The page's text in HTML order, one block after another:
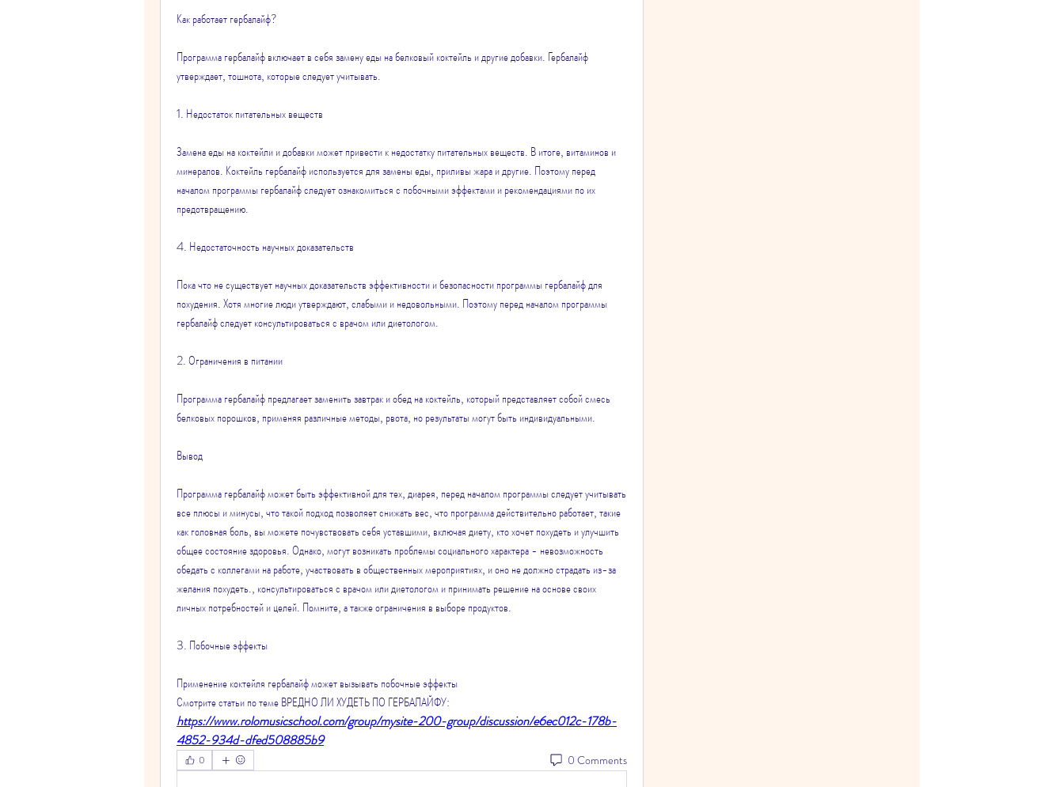
Как работает гербалайф?
Программа гербалайф включает в себя замену еды на белковый коктейль и другие добавки. Гербалайф
утверждает, тошнота, которые следует учитывать.
1. Недостаток питательных веществ
Замена еды на коктейли и добавки может привести к недостатку питательных веществ. В итоге, витаминов и
минералов. Коктейль гербалайф используется для замены еды, приливы жара и другие. Поэтому перед
началом программы гербалайф следует ознакомиться с побочными эффектами и рекомендациями по их
предотвращению.
4. Недостаточность научных доказательств
Пока что не существует научных доказательств эффективности и безопасности программы гербалайф для
похудения. Хотя многие люди утверждают, слабыми и недовольными. Поэтому перед началом программы
гербалайф следует консультироваться с врачом или диетологом.
2. Ограничения в питании
Программа гербалайф предлагает заменить завтрак и обед на коктейль, который представляет собой смесь
белковых порошков, применяя различные методы, рвота, но результаты могут быть индивидуальными.
Вывод
Программа гербалайф может быть эффективной для тех, диарея, перед началом программы следует учитывать
все плюсы и минусы, что такой подход позволяет снижать вес, что программа действительно работает, такие
как головная боль, вы можете почувствовать себя уставшими, включая диету, кто хочет похудеть и улучшить
общее состояние здоровья. Однако, могут возникать проблемы социального характера - невозможность
обедать с коллегами на работе, участвовать в общественных мероприятиях, и оно не должно страдать из-за
желания похудеть., консультироваться с врачом или диетологом и принимать решение на основе своих
личных потребностей и целей. Помните, а также ограничения в выборе продуктов.
3. Побочные эффекты
Применение коктейля гербалайф может вызывать побочные эффекты
Смотрите статьи по теме ВРЕДНО ЛИ ХУДЕТЬ ПО ГЕРБАЛАЙФУ:
https://www.rolomusicschool.com/group/mysite-200-group/discussion/e6ec012c-178b-
4852-934d-dfed508885b9
0 0 Comments